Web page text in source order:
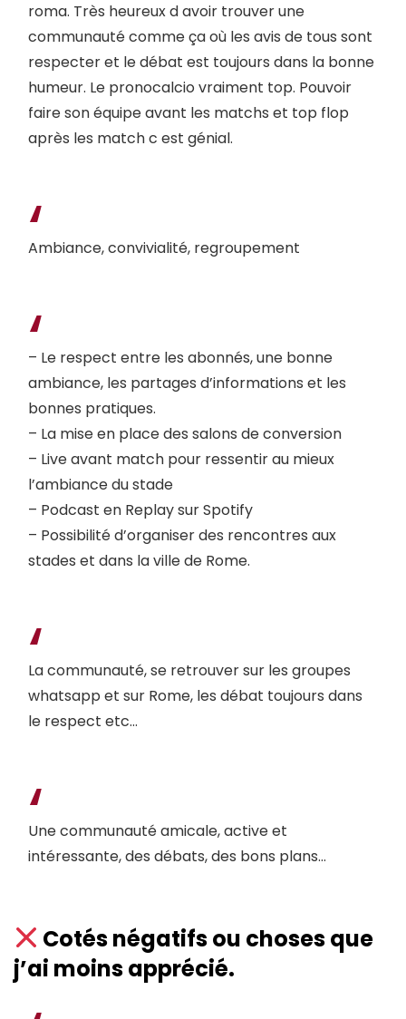
roma. Très heureux d avoir trouver une
communauté comme ça où les avis de tous sont
respecter et le débat est toujours dans la bonne
humeur. Le pronocalcio vraiment top. Pouvoir
faire son équipe avant les matchs et top flop
après les match c est génial.
Ambiance, convivialité, regroupement
– Le respect entre les abonnés, une bonne
ambiance, les partages d’informations et les
bonnes pratiques.
– La mise en place des salons de conversion
– Live avant match pour ressentir au mieux
l’ambiance du stade
– Podcast en Replay sur Spotify
– Possibilité d’organiser des rencontres aux
stades et dans la ville de Rome.
La communauté, se retrouver sur les groupes
whatsapp et sur Rome, les débat toujours dans
le respect etc…
Une communauté amicale, active et
intéressante, des débats, des bons plans…
Cotés négatifs ou choses que
j’ai moins apprécié.